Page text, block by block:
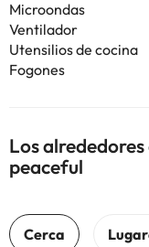
Microondas
Ventilador
Utensilios de cocina
Fogones
Los
peaceful